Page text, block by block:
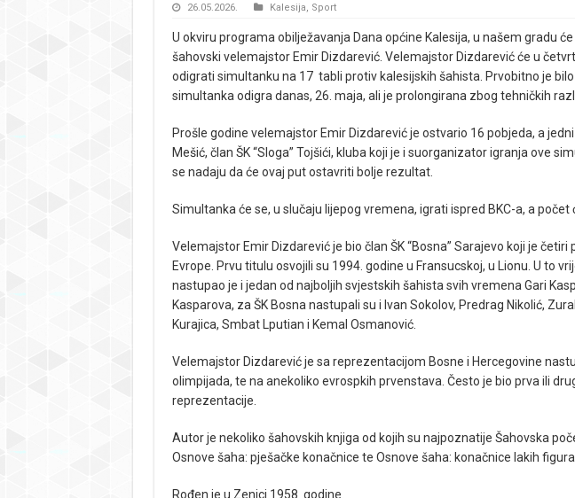
26.05.2026. Kalesija, Sport
U okviru programa obilježavanja Dana općine Kalesija, u našem gradu
šahovski velemajstor Emir Dizdarević. Velemajstor Dizdarević će u
odigrati simultanku na 17 tabli protiv kalesijskih šahista. Prvobitno je
simultanka odigra danas, 26. maja, ali je prolongirana zbog tehničkih
Prošle godine velemajstor Emir Dizdarević je ostvario 16 pobjeda, a
Mešić, član ŠK “Sloga” Tojšići, kluba koji je i suorganizator igranja ove
se nadaju da će ovaj put ostavriti bolje rezultat.
Simultanka će se, u slučaju lijepog vremena, igrati ispred BKC-a, a počet
Velemajstor Emir Dizdarević je bio član ŠK “Bosna” Sarajevo koji je
Evrope. Prvu titulu osvojili su 1994. godine u Fransucskoj, u Lionu. U to
nastupao je i jedan od najboljih svjestskih šahista svih vremena Gari
Kasparova, za ŠK Bosna nastupali su i Ivan Sokolov, Predrag Nikolić,
Kurajica, Smbat Lputian i Kemal Osmanović.
Velemajstor Dizdarević je sa reprezentacijom Bosne i Hercegovine
olimpijada, te na anekoliko evrospkih prvenstava. Često je bio prva ili
reprezentacije.
Autor je nekoliko šahovskih knjiga od kojih su najpoznatije Šahovska
Osnove šaha: pješačke konačnice te Osnove šaha: konačnice lakih figura.
Rođen je u Zenici 1958. godine.